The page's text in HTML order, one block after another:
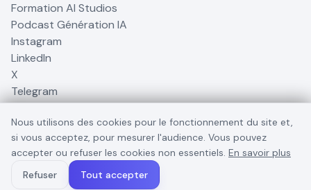
Formation AI Studios
Podcast Génération IA
Instagram
LinkedIn
X
Telegram
©2026BusinessDynamite
Nous utilisons des cookies pour le fonctionnement du site et,
si vous acceptez, pour mesurer l'audience. Vous pouvez
accepter ou refuser les cookies non essentiels. En savoir plus
Refuser
Tout accepter